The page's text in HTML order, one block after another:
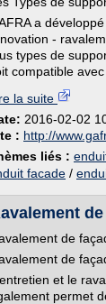
a
-
types de
compatible
la suite
2016-02-02
: http://
liés :
facade /
de
de
et le
permet